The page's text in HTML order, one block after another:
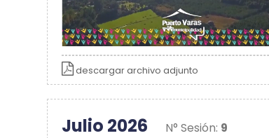
descargar archivo adjunto
Julio 2026 N° Sesión: 9